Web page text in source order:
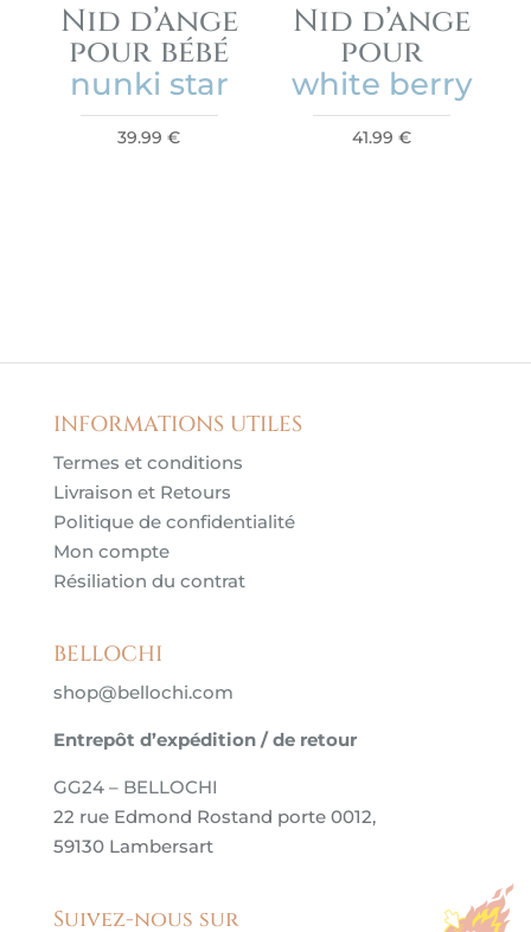
Nid d’ange
pour bébé
nunki star
39.99€
Nid d’ange
pour
white berry
41.99€
INFORMATIONS UTILES
Termes et conditions
Livraison et Retours
Politique de confidentialité
Mon compte
Résiliation du contrat
BELLOCHI
shop@bellochi.com
Entrepôt d’expédition / de retour
GG24 – BELLOCHI
22 rue Edmond Rostand porte 0012,
59130 Lambersart
Suivez-nous sur